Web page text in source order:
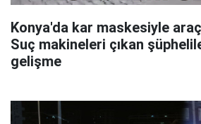
Konya'da kar maskesiyle araç soymuşlardı!
Suç makineleri çıkan
gelişme